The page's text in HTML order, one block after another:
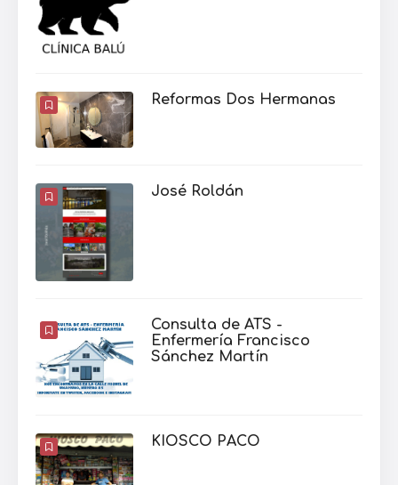
Reformas Dos Hermanas
José Roldán
Consulta de ATS -
Enfermería Francisco
Sánchez Martín
KIOSCO PACO